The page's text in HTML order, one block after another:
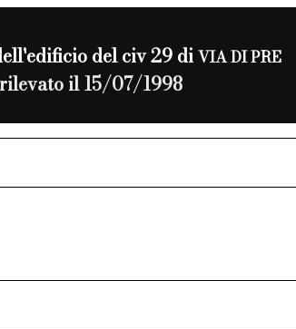
del civ 29 diVIA DI PRE
rilevato il 15/07/1998